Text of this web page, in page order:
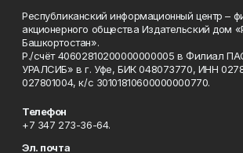
Республиканский информационный центр –
акционерного общества Издательский дом
Башкортостан».
Р./счёт 40602810200000000005 в Филиал
УРАЛСИБ» в г. Уфе, БИК 048073770, ИНН
027801004, к/с 30101810600000000770.
Телефон
+7 347 273-36-64.
Эл. почта